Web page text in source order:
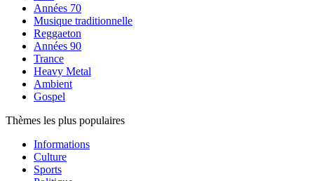
Années 70
Musique traditionnelle
Reggaeton
Années 90
Trance
Heavy Metal
Ambient
Gospel
Thèmes les plus populaires
Informations
Culture
Sports